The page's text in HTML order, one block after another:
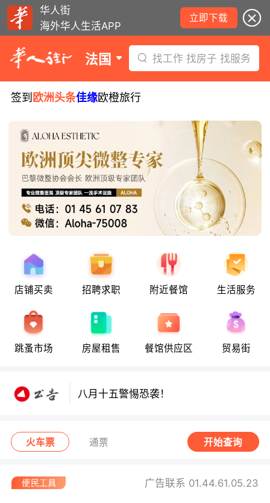
华人街
海外华人生活APP
立即下载
法国 找工作 找房子 找服务
签到 欧洲头条佳缘欧橙旅行
店铺买卖 招聘求职 附近餐馆 生活服务
跳蚤市场 房屋租售 餐馆供应区 贸易街
八月十五警惕恐袭！
火车票 通票 开始查询
广告联系 01.44.61.05.23